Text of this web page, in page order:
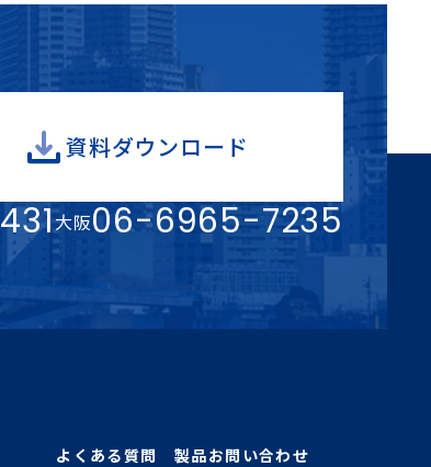
資料ダウンロード
大阪06-6965-7235
よくある質問 製品お問い合わせ